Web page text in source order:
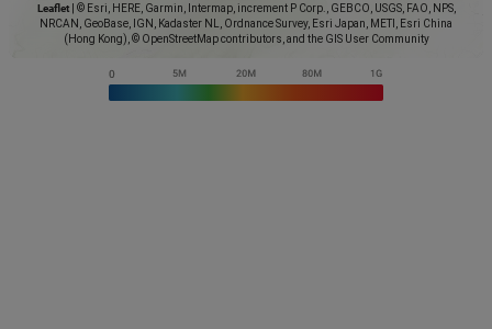
Leaflet
© Esri, HERE, Garmin, Intermap, increment P Corp., GEBCO, USGS, FAO, NPS,
NRCAN, GeoBase, IGN, Kadaster NL, Ordnance Survey, Esri Japan, METI, Esri China
(Hong Kong), © OpenStreetMap contributors, and the GIS User Community